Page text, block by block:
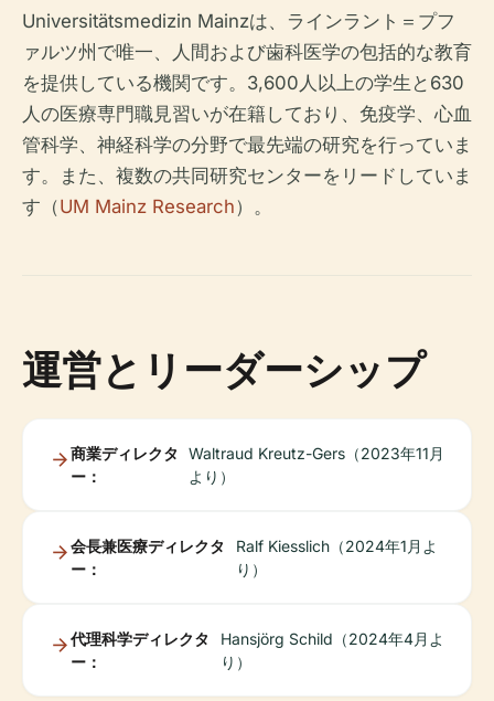
Universitätsmedizin Mainzは、ラインラント＝プフ
ァルツ州で唯一、人間および歯科医学の包括的な教育
を提供している機関です。3,600人以上の学生と630
人の医療専門職見習いが在籍しており、免疫学、心血
管科学、神経科学の分野で最先端の研究を行っていま
す。また、複数の共同研究センターをリードしていま
す（UM Mainz Research）。
運営とリーダーシップ
商業ディレクタ
ー：
Waltraud Kreutz-Gers（2023年11月
より）
会長兼医療ディレクタ
ー：
Ralf Kiesslich（2024年1月よ
り）
代理科学ディレクタ
ー：
Hansjörg Schild（2024年4月よ
り）